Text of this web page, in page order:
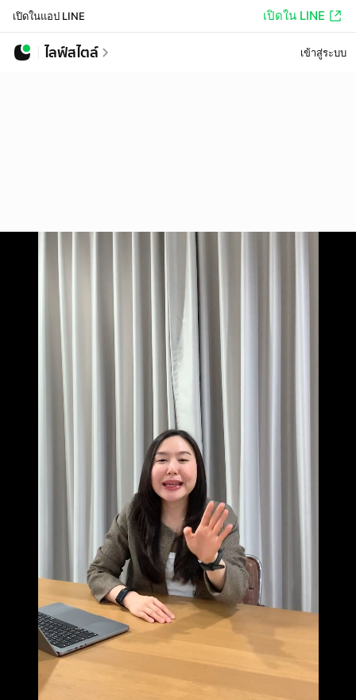
เปิดในแอป LINE เปิดใน LINE
ไลฟ์สไตล์ เข้าสู่ระบบ